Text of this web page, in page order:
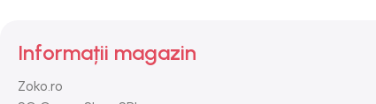
Informații magazin
Zoko.ro